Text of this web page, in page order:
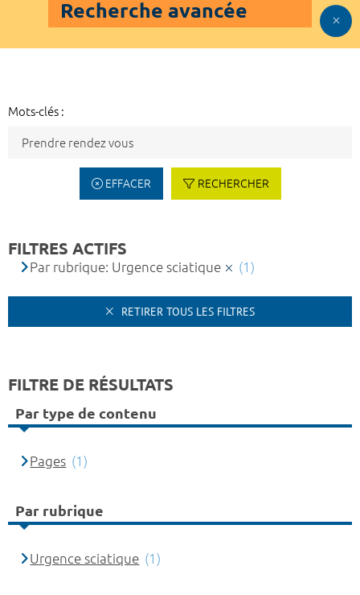
Recherche avancée
Mots-clés :
EFFACER RECHERCHER
FILTRES ACTIFS
Par rubrique: Urgence sciatique (1)
RETIRER TOUS LES FILTRES
FILTRE DE RÉSULTATS
Par type de contenu
Pages (1)
Par rubrique
Urgence sciatique (1)